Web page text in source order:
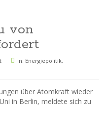
von
in: Energiepolitik,
über Atomkraft wieder
in Berlin, meldete sich zu